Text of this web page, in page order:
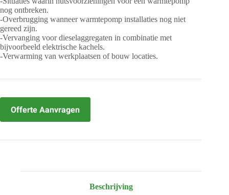
nog ontbreken.
-Overbrugging wanneer warmtepomp installaties nog niet
gereed zijn.
-Vervanging voor dieselaggregaten in combinatie met
bijvoorbeeld elektrische kachels.
-Verwarming van werkplaatsen of bouw locaties.
Offerte Aanvragen
Beschrijving